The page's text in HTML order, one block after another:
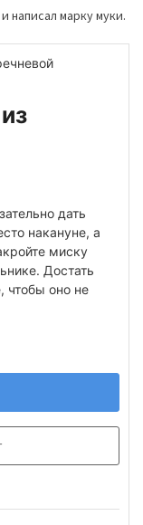
написал марку муки.
дать
накануне, а
миску
Достать
чтобы оно не